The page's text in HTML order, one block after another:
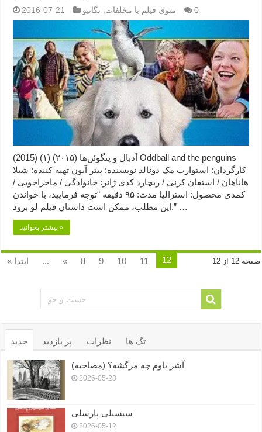
2016-07-21 منوی فیلم با مخلفات نگاتیو 0
آدبال و پنگوئن‌ها (۲۰۱۵) (۱) (2015) Oddball and the penguins
کارگردان: استوارت مک دونالد نویسنده: پیتر آیون تهیه کننده: شیلا
هاناهان / استفان کرنی / ریچارد کدی ژانر: خانوادگی / ماجراجویی /
کمدی محصول: استرالیا مدت: ۹۵ دقیقه “توجه فرمایید،‌ با خواندن
این مطلب، ممکن است داستان فیلم لو برود.” …
بیشتر بخوانید »
صفحه 12 از 12 « ابتدا ... « 8 9 10 11 12
جدید پر بازدید نظرات تگ ها
آشر باوم چه مرگشه؟ (مصاحبه)
2026-05-23
سیسیلی پارسلی
2026-05-12